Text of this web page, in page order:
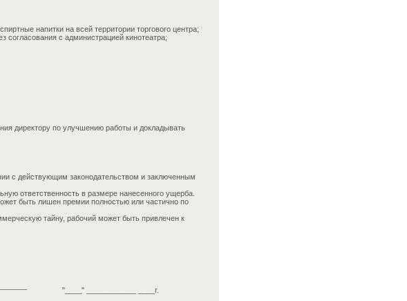
напитки на всей территории торгового центра;
согласования с администрацией кинотеатра;
директору по улучшению работы и докладывать
с действующим законодательством и заключенным
ответственность в размере нанесенного ущерба.
быть лишен премии полностью или частично по
тайну, рабочий может быть привлечен к
"____" ____________ ____г.